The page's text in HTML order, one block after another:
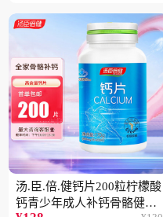
汤.臣.倍.健钙片200粒柠檬酸
钙青少年成人补钙骨骼健康